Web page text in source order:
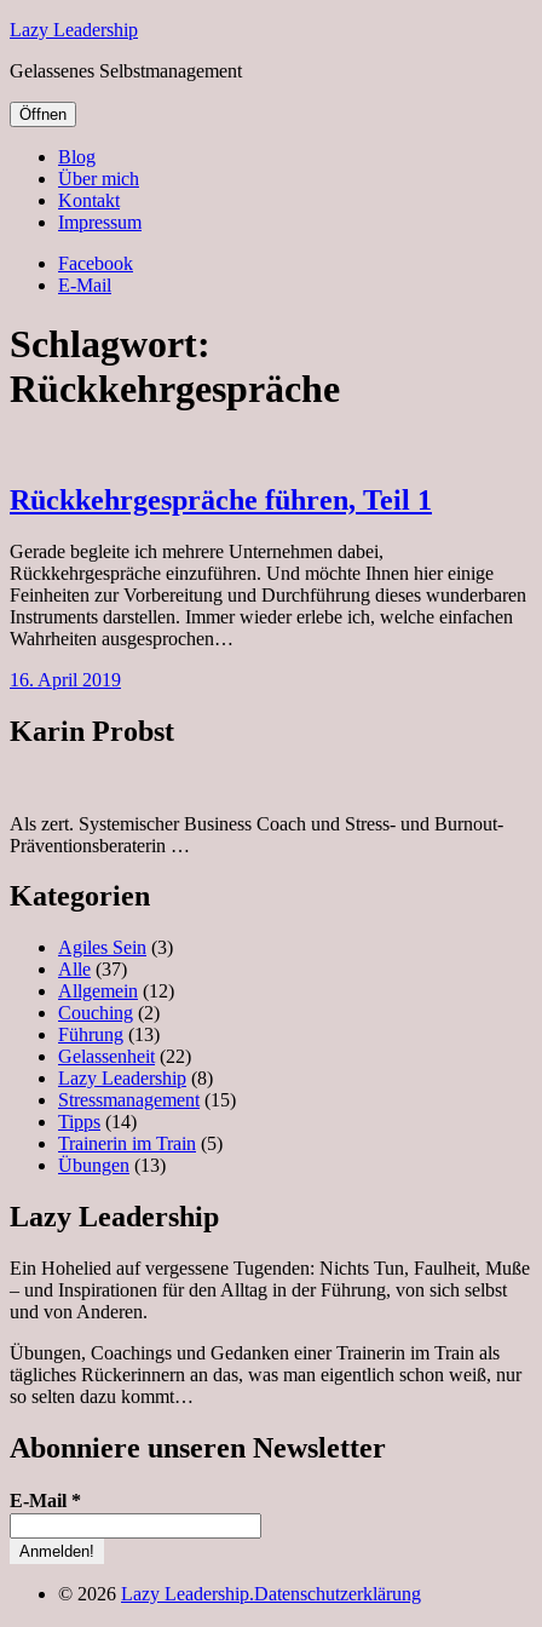
Lazy Leadership
Gelassenes Selbstmanagement
Öffnen
Blog
Über mich
Kontakt
Impressum
Facebook
E-Mail
Schlagwort:
Rückkehrgespräche
Rückkehrgespräche führen, Teil 1
Gerade begleite ich mehrere Unternehmen dabei,
Rückkehrgespräche einzuführen. Und möchte Ihnen hier einige
Feinheiten zur Vorbereitung und Durchführung dieses wunderbaren
Instruments darstellen. Immer wieder erlebe ich, welche einfachen
Wahrheiten ausgesprochen…
16. April 2019
Karin Probst
Als zert. Systemischer Business Coach und Stress- und Burnout-
Präventionsberaterin …
Kategorien
Agiles Sein (3)
Alle (37)
Allgemein (12)
Couching (2)
Führung (13)
Gelassenheit (22)
Lazy Leadership (8)
Stressmanagement (15)
Tipps (14)
Trainerin im Train (5)
Übungen (13)
Lazy Leadership
Ein Hohelied auf vergessene Tugenden: Nichts Tun, Faulheit, Muße
– und Inspirationen für den Alltag in der Führung, von sich selbst
und von Anderen.
Übungen, Coachings und Gedanken einer Trainerin im Train als
tägliches Rückerinnern an das, was man eigentlich schon weiß, nur
so selten dazu kommt…
Abonniere unseren Newsletter
E-Mail *
© 2026 Lazy Leadership.Datenschutzerklärung